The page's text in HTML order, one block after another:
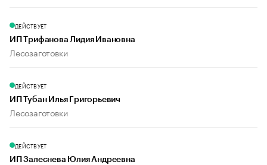
ДЕЙСТВУЕТ
ИП Трифанова Лидия Ивановна
Лесозаготовки
ДЕЙСТВУЕТ
ИП Тубан Илья Григорьевич
Лесозаготовки
ДЕЙСТВУЕТ
ИП Залеснева Юлия Андреевна